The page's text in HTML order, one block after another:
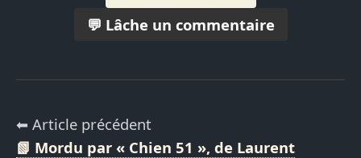
💬 Lâche un commentaire
⬅ Article précédent
📗 Mordu par « Chien 51 », de Laurent